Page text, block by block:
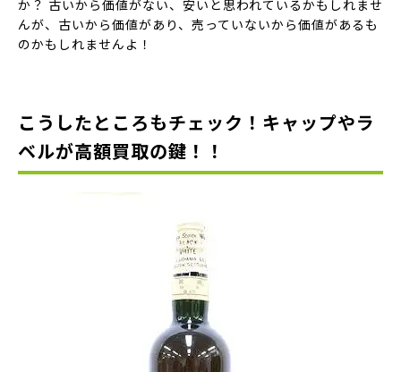
か？ 古いから価値がない、安いと思われているかもしれませ
んが、古いから価値があり、売っていないから価値があるも
のかもしれませんよ！
こうしたところもチェック！キャップやラ
ベルが高額買取の鍵！！